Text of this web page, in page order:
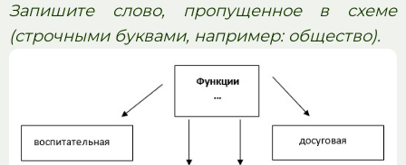
Запишите слово, пропущенное в схеме
(строчными буквами, например: общество).